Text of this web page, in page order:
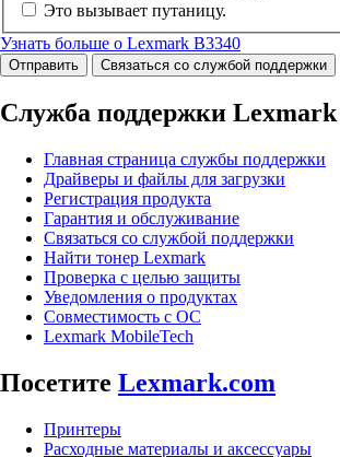
Это вызывает путаницу.
Узнать больше о Lexmark B3340
Отправить Связаться со службой поддержки
Служба поддержки Lexmark
Главная страница службы поддержки
Драйверы и файлы для загрузки
Регистрация продукта
Гарантия и обслуживание
Связаться со службой поддержки
Найти тонер Lexmark
Проверка с целью защиты
Уведомления о продуктах
Совместимость с ОС
Lexmark MobileTech
Посетите Lexmark.com
Принтеры
Расходные материалы и аксессуары